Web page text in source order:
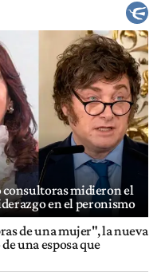
consultoras midieron el
en el peronismo
de una mujer", la nueva
una esposa que